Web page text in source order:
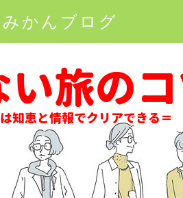
みかんブログ